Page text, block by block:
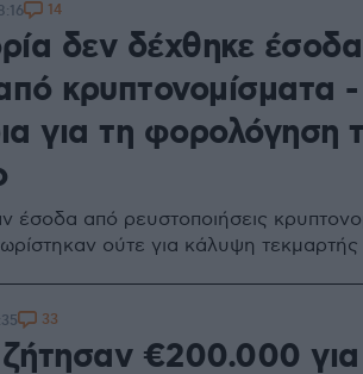
δεν δέχθηκε
κρυπτονομίσματα
για τη φορολόγηση
έσοδα από ρευστοποιήσεις
ούτε για κάλυψη
14
€200.000 για
33